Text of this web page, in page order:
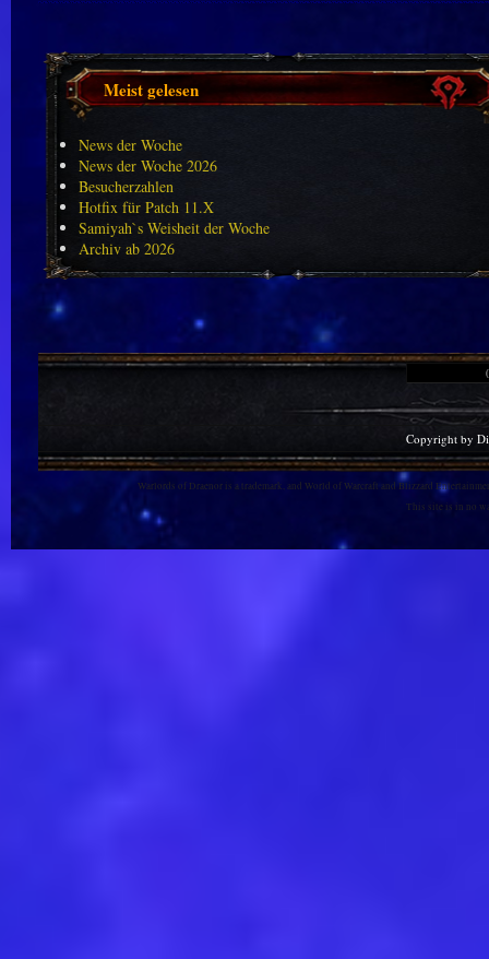
Meist gelesen
News der Woche
News der Woche 2026
Besucherzahlen
Hotfix für Patch 11.X
Samiyah`s Weisheit der Woche
Archiv ab 2026
Copyright by
Warlords of Draenor is a trademark, and World of Warcraft and Blizzard
This site is in no